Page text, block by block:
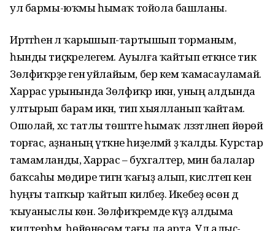
ул бармы-юҡмы һымаҡ тойола башланы.
Иртәгәһенә лә ҡарышып-тартышып торманым,
һынды тиҫкәрелегем. Ауылға ҡайтып еткәнсе тик
Зөлфиҡәрҙе генә уйлайым, бер кем ҡамасауламай.
Харрас урынында Зөлфиҡәр икән, уның алдында
ултырып барам икән, тип хыялланып ҡайтам.
Ошолай, хәс татлы төштәге һымаҡ ләззәтләнеп йөрөй
торғас, аҙнаның үткәне һиҙелмәй ҙә ҡалды. Курстар
тамамланды, Харрас – бухгалтер, мин балалар
баҡсаһы мөдире тигән ҡағыҙ алып, кисләтеп кенә
һуңғы тапҡыр ҡайтып киләбеҙ. Икебеҙ өсөн дә
ҡыуаныслы көн. Зөлфиҡәремде күҙ алдыма